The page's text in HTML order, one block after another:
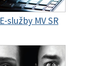
E-služby MV SR